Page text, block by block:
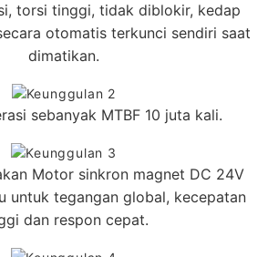
torsi tinggi, tidak diblokir, kedap
otomatis terkunci sendiri saat
dimatikan.
sebanyak MTBF 10 juta kali.
Motor sinkron magnet DC 24V
untuk tegangan global, kecepatan
dan respon cepat.